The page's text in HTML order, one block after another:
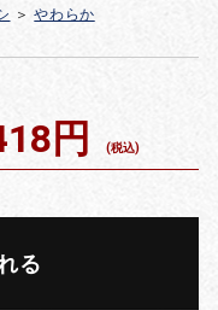
＞ やわらか
円 (税込)
る